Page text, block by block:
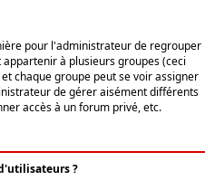
pour l'administrateur de regrouper
à plusieurs groupes (ceci
chaque groupe peut se voir assigner
de gérer aisément différents
accès à un forum privé, etc.
?